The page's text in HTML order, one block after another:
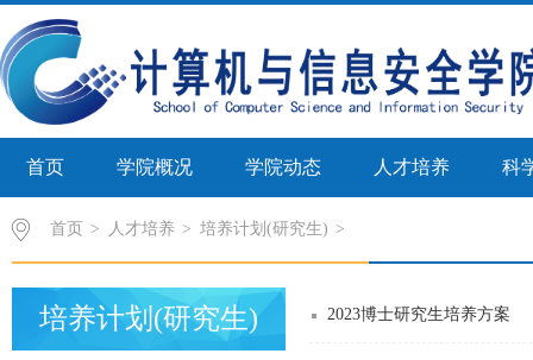
首页 学院概况 学院动态 人才培养 科
首页 > 人才培养 > 培养计划(研究生)
培养计划(研究生) 2023博士研究生培养方案